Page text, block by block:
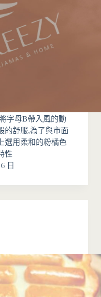
字母B帶入風的動
的舒服,為了與市面
選用柔和的粉橘色
性
日